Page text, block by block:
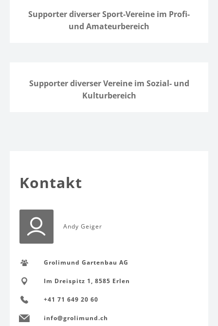
Supporter diverser Sport-Vereine im Profi-
und Amateurbereich
Supporter diverser Vereine im Sozial- und
Kulturbereich
Kontakt
Andy Geiger
Grolimund Gartenbau AG
Im Dreispitz 1, 8585 Erlen
+41 71 649 20 60
info@grolimund.ch